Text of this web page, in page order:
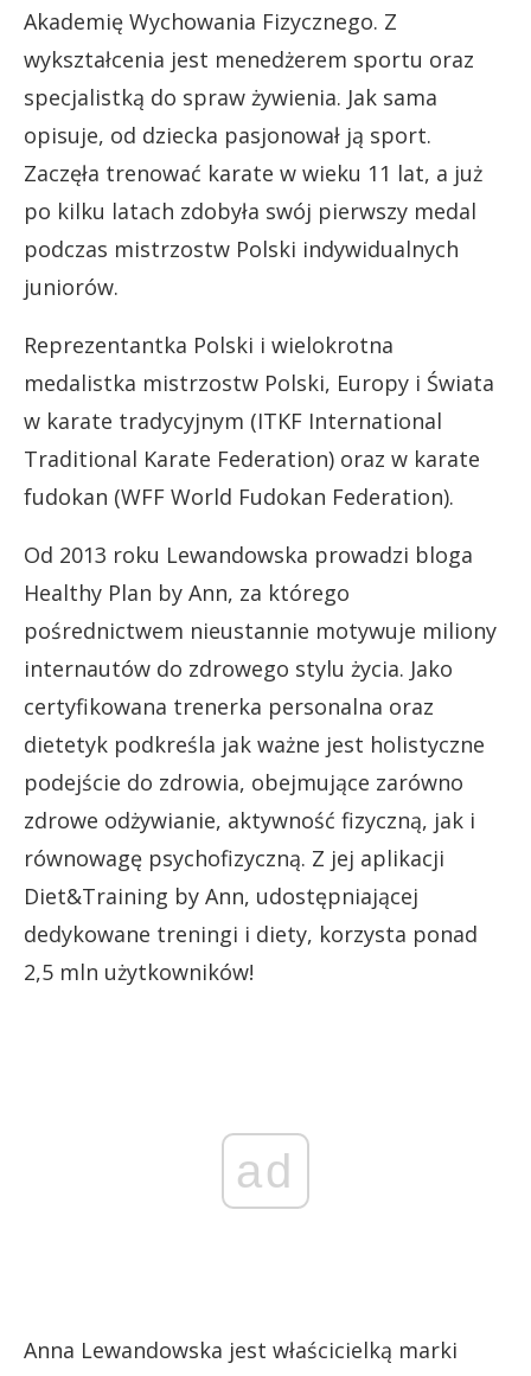
Akademię Wychowania Fizycznego. Z
wykształcenia jest menedżerem sportu oraz
specjalistką do spraw żywienia. Jak sama
opisuje, od dziecka pasjonował ją sport.
Zaczęła trenować karate w wieku 11 lat, a już
po kilku latach zdobyła swój pierwszy medal
podczas mistrzostw Polski indywidualnych
juniorów.
Reprezentantka Polski i wielokrotna
medalistka mistrzostw Polski, Europy i Świata
w karate tradycyjnym (ITKF International
Traditional Karate Federation) oraz w karate
fudokan (WFF World Fudokan Federation).
Od 2013 roku Lewandowska prowadzi bloga
Healthy Plan by Ann, za którego
pośrednictwem nieustannie motywuje miliony
internautów do zdrowego stylu życia. Jako
certyfikowana trenerka personalna oraz
dietetyk podkreśla jak ważne jest holistyczne
podejście do zdrowia, obejmujące zarówno
zdrowe odżywianie, aktywność fizyczną, jak i
równowagę psychofizyczną. Z jej aplikacji
Diet&Training by Ann, udostępniającej
dedykowane treningi i diety, korzysta ponad
2,5 mln użytkowników!
ad
Anna Lewandowska jest właścicielką marki